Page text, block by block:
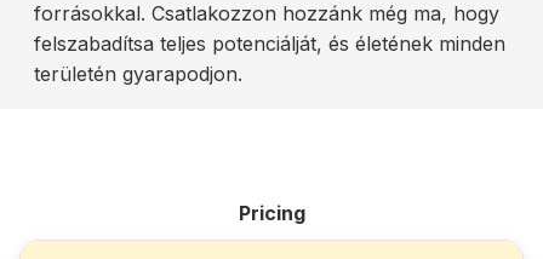
forrásokkal. Csatlakozzon hozzánk még ma, hogy
felszabadítsa teljes potenciálját, és életének minden
területén gyarapodjon.
Pricing